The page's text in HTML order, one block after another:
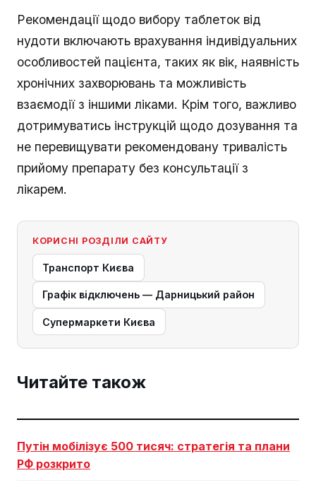
Рекомендації щодо вибору таблеток від
нудоти включають врахування індивідуальних
особливостей пацієнта, таких як вік, наявність
хронічних захворювань та можливість
взаємодії з іншими ліками. Крім того, важливо
дотримуватись інструкцій щодо дозування та
не перевищувати рекомендовану тривалість
прийому препарату без консультації з
лікарем.
КОРИСНІ РОЗДІЛИ САЙТУ
Транспорт Києва
Графік відключень — Дарницький район
Супермаркети Києва
Читайте також
Путін мобілізує 500 тисяч: стратегія та плани
РФ розкрито